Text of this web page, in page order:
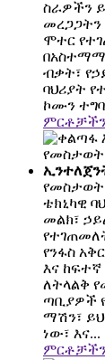
ስራዎችን
መረጋጋትን
ሞተር
ብቃት፣
ባህሪያት
ኮሙን
ቴክኒካዊ
መልክ፣
የንፋስ
እና
ለትላልቅ
ጣቢያዎች
ማሽን፣
ነው፣ እና...